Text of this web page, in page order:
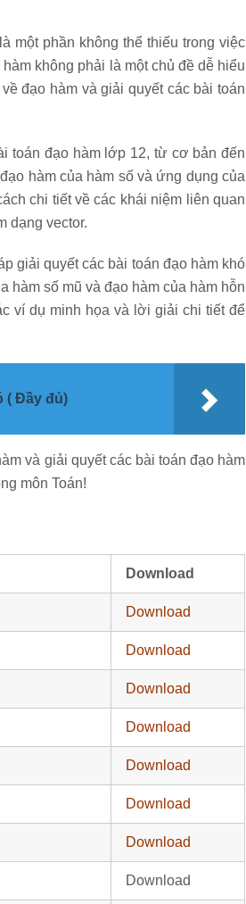
một phần không thể thiếu trong việc
không phải là một chủ đề dễ hiểu
đạo hàm và giải quyết các bài toán
toán đạo hàm lớp 12, từ cơ bản đến
hàm của hàm số và ứng dụng của
chi tiết về các khái niệm liên quan
dạng vector.
giải quyết các bài toán đạo hàm khó
hàm số mũ và đạo hàm của hàm hỗn
ví dụ minh họa và lời giải chi tiết để
( Đầy đủ)
và giải quyết các bài toán đạo hàm
môn Toán!
Download
Download
Download
Download
Download
Download
Download
Download
Download